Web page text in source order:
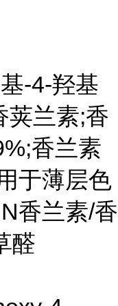
-4-羟基
荚兰素;香
香兰素
于薄层色
香兰素/香
醛